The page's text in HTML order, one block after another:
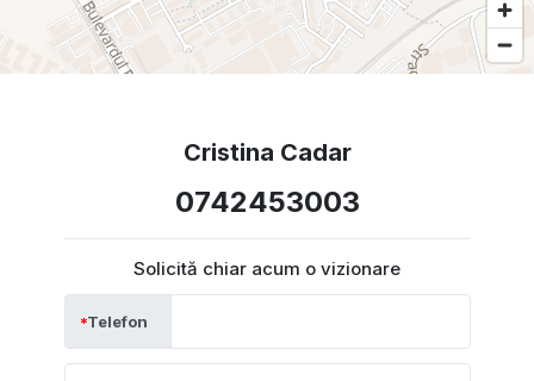
Cristina Cadar
0742453003
Solicită chiar acum o vizionare
Telefon